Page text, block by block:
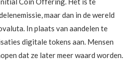
maar dan in de wereld
In plaats van aandelen te
digitale tokens aan. Mensen
dat ze later meer waard worden.